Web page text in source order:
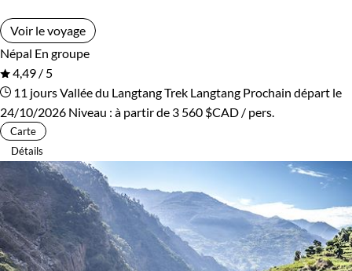
Voir le voyage
Népal En groupe
4,49 / 5
11 joursVallée du LangtangTrek Langtang Prochain départ le
24/10/2026 Niveau : à partir de 3 560 $CAD / pers.
Carte
Détails